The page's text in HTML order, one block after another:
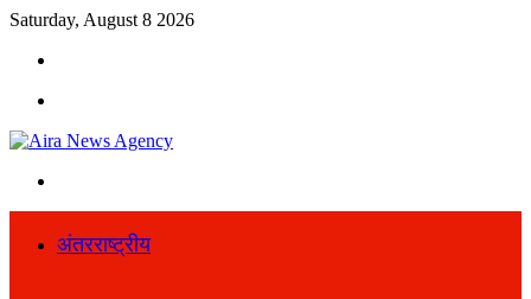
Saturday, August 8 2026
अंतरराष्ट्रीय